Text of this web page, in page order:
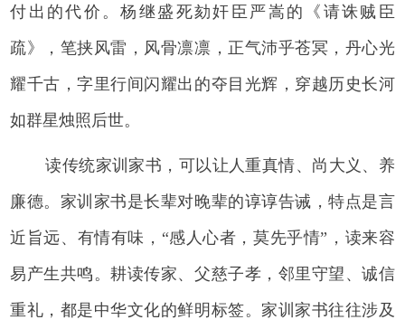
付出的代价。杨继盛死劾奸臣严嵩的《请诛贼臣
疏》，笔挟风雷，风骨凛凛，正气沛乎苍冥，丹心光
耀千古，字里行间闪耀出的夺目光辉，穿越历史长河
如群星烛照后世。
读传统家训家书，可以让人重真情、尚大义、养
廉德。家训家书是长辈对晚辈的谆谆告诫，特点是言
近旨远、有情有味，“感人心者，莫先乎情”，读来容
易产生共鸣。耕读传家、父慈子孝，邻里守望、诚信
重礼，都是中华文化的鲜明标签。家训家书往往涉及